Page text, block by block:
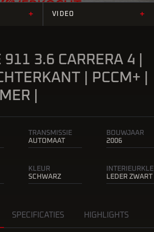
+ VIDEO +
911 3.6 CARRERA 4 |
| PCCM+ |
|
TRANSMISSIE
AUTOMAAT
BOUWJAAR
2006
KLEUR
SCHWARZ
LEDER ZWART
SPECIFICATIES HIGHLIGHTS